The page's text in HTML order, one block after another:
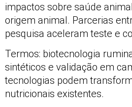
impactos sobre saúde
origem animal. Parcerias
pesquisa aceleram teste e
Termos: biotecnologia
sintéticos e validação em
tecnologias podem
nutricionais existentes.